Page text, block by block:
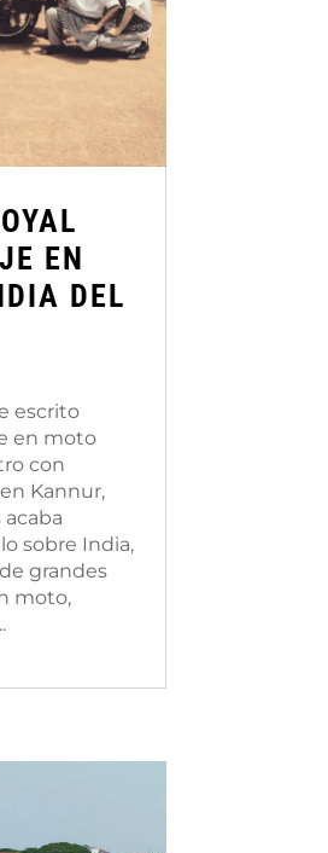
EN
DEL
escrito
en moto
con
Kannur,
sobre India,
grandes
moto,